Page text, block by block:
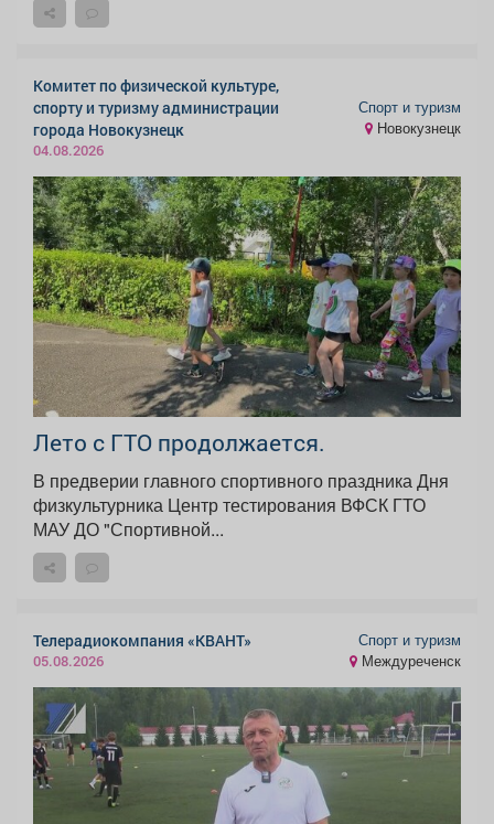
Комитет по физической культуре,
спорту и туризму администрации
города Новокузнецк
04.08.2026
Спорт и туризм
Новокузнецк
Лето с ГТО продолжается.
В предверии главного спортивного праздника Дня
физкультурника Центр тестирования ВФСК ГТО
МАУ ДО "Спортивной...
Телерадиокомпания «КВАНТ»
05.08.2026
Спорт и туризм
Междуреченск